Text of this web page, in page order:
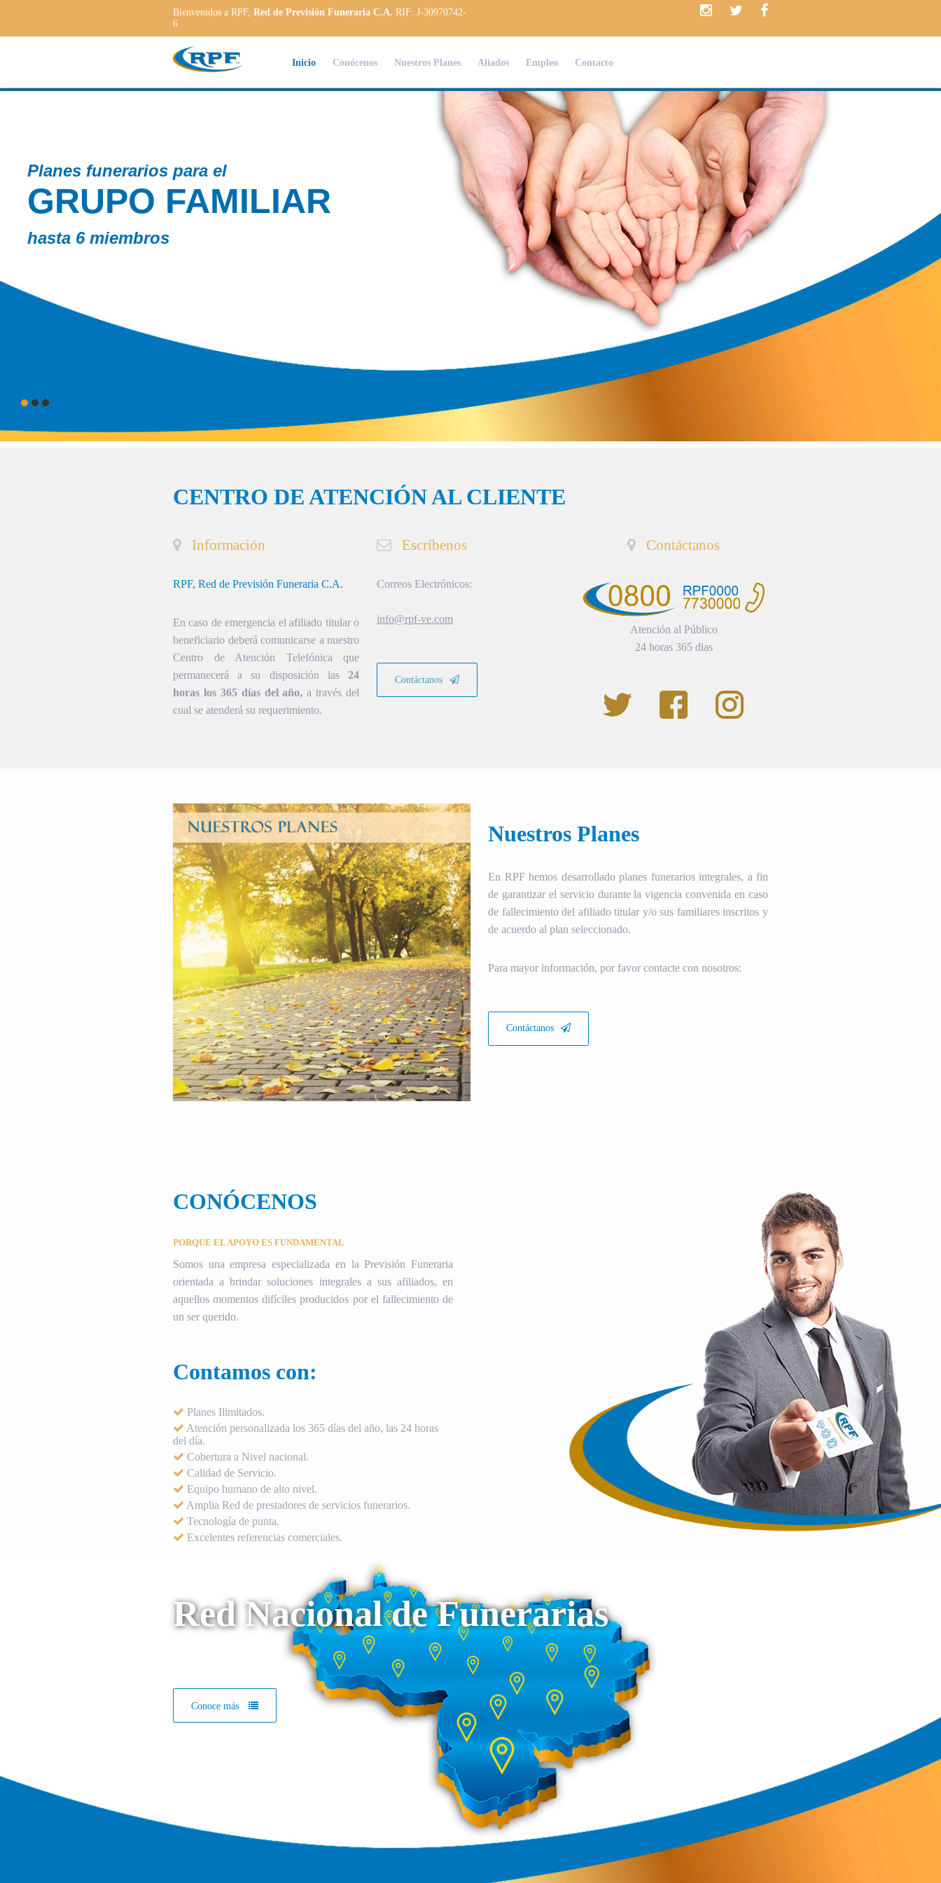
Bienvenidos a RPF, Red de Previsión Funeraria C.A. RIF: J-30970742-
6
Inicio Conócenos Nuestros Planes Aliados Empleo Contacto
Contamos con
PLANES
ADAPTADOS
a las necesidades de nuestros
CENTRO DE ATENCIÓN AL CLIENTE
Información
RPF, Red de Previsión Funeraria C.A.
En caso de emergencia el afiliado titular o
beneficiario deberá comunicarse a nuestro
Centro de Atención Telefónica que
permanecerá a su disposición las 24
horas los 365 días del año, a través del
cual se atenderá su requerimiento.
Escríbenos
Correos Electrónicos:
info@rpf-ve.com
Contáctanos
Contáctanos
Atención al Público
24 horas 365 dias
Nuestros Planes
En RPF hemos desarrollado planes funerarios integrales, a fin
de garantizar el servicio durante la vigencia convenida en caso
de fallecimiento del afiliado titular y/o sus familiares inscritos y
de acuerdo al plan seleccionado.
Para mayor información, por favor contacte con nosotros:
Contáctanos
CONÓCENOS
PORQUE EL APOYO ES FUNDAMENTAL
Somos una empresa especializada en la Previsión Funeraria
orientada a brindar soluciones integrales a sus afiliados, en
aquellos momentos difíciles producidos por el fallecimiento de
un ser querido.
Contamos con:
Planes Ilimitados.
Atención personalizada los 365 días del año, las 24 horas
del día.
Cobertura a Nivel nacional.
Calidad de Servicio.
Equipo humano de alto nivel.
Amplia Red de prestadores de servicios funerarios.
Tecnología de punta.
Excelentes referencias comerciales.
Red Nacional de Funerarias
Conoce más